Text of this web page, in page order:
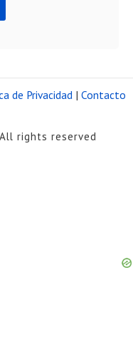
de Privacidad | Contacto
rights reserved